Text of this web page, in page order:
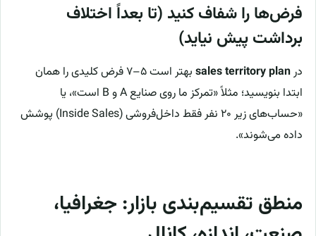
فرض‌ها را شفاف کنید (تا بعداً اختلاف
برداشت پیش نیاید)
درsales territory plan
بهتر است ۵–۷ فرض کلیدی را همان
ابتدا بنویسید؛ مثلاً «تمرکز ما روی صنایع A و B است»، یا
«حساب‌های زیر ۲۰ نفر فقط داخل‌فروشی (Inside Sales) پوشش
داده می‌شوند».
منطق تقسیم‌بندی بازار: جغرافیا،